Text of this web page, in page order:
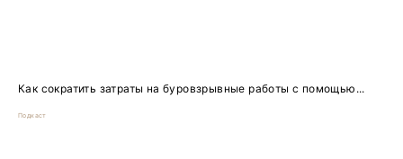
Как сократить затраты на буровзрывные работы с помощью...
Подкаст